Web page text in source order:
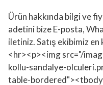
Ürün hakkında bilgi ve
adetini bize E-posta,
iletiniz. Satış ekibimiz
<hr><p><img src="/
kollu-sandalye-
table-